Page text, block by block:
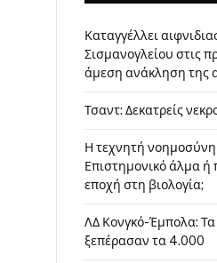
Καταγγέλλει
Σισμανογλείου στις
άμεση ανάκληση της
Τσαντ: Δεκατρείς
Η τεχνητή νοημοσύνη
Επιστημονικό άλμα ή
εποχή στη βιολογία;
ΛΔ Κονγκό-Έμπολα:
ξεπέρασαν τα 4.000